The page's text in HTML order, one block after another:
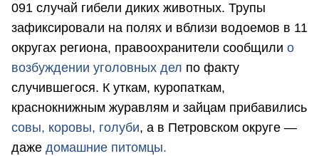
091 случай гибели диких животных. Трупы
зафиксировали на полях и вблизи водоемов в 11
округах региона, правоохранители сообщили о
возбуждении уголовных дел по факту
случившегося. К уткам, куропаткам,
краснокнижным журавлям и зайцам прибавились
совы, коровы, голуби, а в Петровском округе —
даже домашние питомцы.